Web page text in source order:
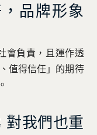
品牌形象
會負責，且運作透
值得信任」的期待
對我們也重